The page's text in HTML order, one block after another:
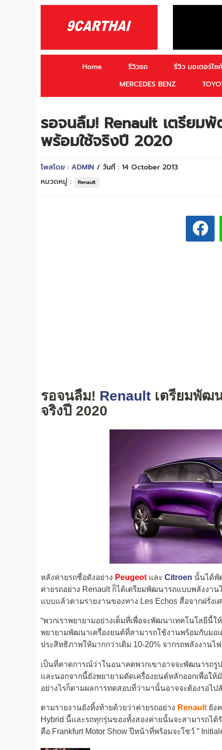
Home รีวิวรถ
รีวิว มอเตอร์ไ
MERCEDES BENZ
รอจนลืม! Renault เตรียม
พร้อมใช้จริงปี 2020
โพสโดย : ADMIN / วันที่ : 14 October 2013
หมวดหมู่ :
Renault
รอจนลืม! Renault เตรียมพัฒ
จริงปี 2020
หลังค่ายรถชื่อดังอย่าง Peugeot และ Citroen นั้นได้พั
ค่ายรถอย่าง Renault ก็ได้เตรียมพัฒนารถแบบพลังงา
แบบแล้วตามรายงานของทาง Les Echos สื่อจากฝรั่งเ
“พวกเราพยายามอย่างเต็มที่เพื่อจะพัฒนาเทคโนโลยีนี้
พยายามพัฒนาเครื่องยนต์ที่สามารถใช้งานพร้อมกับมอ
ประสิทธิภาพให้มากกว่าเดิม 10-20% จากรถพลังงานไ
เป็นที่คาดการณ์ว่าในอนาคตพวกเขาอาจจะพัฒนารถรู
และนอกจากนี้ยังพยายามตัดเครื่องยนต์หลักออกเพื่อใ
อย่างไรก็ตามผลการทดสอบที่ว่ามานั้นอาจจะต้องรอไป
ตามรายงานยังทิ้งท้ายด้วยว่าค่ายรถอย่าง Renault ยัง
Hybrid นี้และรถทุกรุ่นของทั้งสองค่ายนั้นจะสามารถไ
คือ Frankfurt Motor Show ปีหน้าที่พร้อมจะโชว์ ”